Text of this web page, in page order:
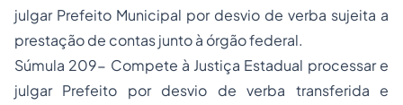
julgar Prefeito Municipal por desvio de verba sujeita a
prestação de contas junto à órgão federal.
Súmula 209- Compete à Justiça Estadual processar e
julgar Prefeito por desvio de verba transferida e